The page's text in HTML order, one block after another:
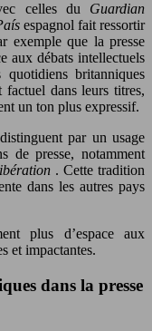
celles du Guardian
espagnol fait ressortir
exemple que la presse
aux débats intellectuels
britanniques
dans leurs titres,
un ton plus expressif.
par un usage
de presse, notamment
. Cette tradition
dans les autres pays
plus d’espace aux
et impactantes.
dans la presse